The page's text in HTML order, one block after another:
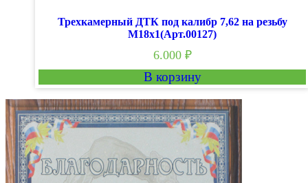
Трехкамерный ДТК под калибр 7,62 на резьбу
М18х1(Арт.00127)
6.000 ₽
В корзину